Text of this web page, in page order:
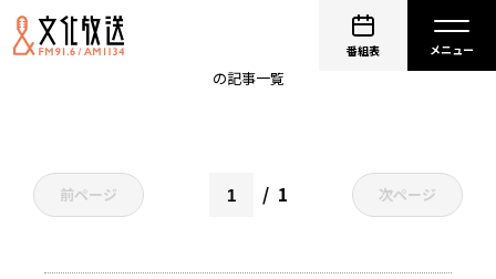
番組表
の記事一覧
前ページ 1 次ページ